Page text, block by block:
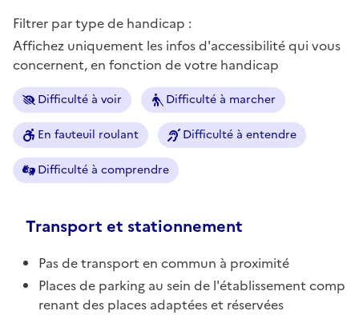
Filtrer par type de handicap :
Affichez uniquement les infos d'accessibilité qui vous
concernent, en fonction de votre handicap
Difficulté à voir Difficulté à marcher
En fauteuil roulant Difficulté à entendre
Difficulté à comprendre
Transport et stationnement
Pas de transport en commun à proximité
Places de parking au sein de l'établissement comp
renant des places adaptées et réservées